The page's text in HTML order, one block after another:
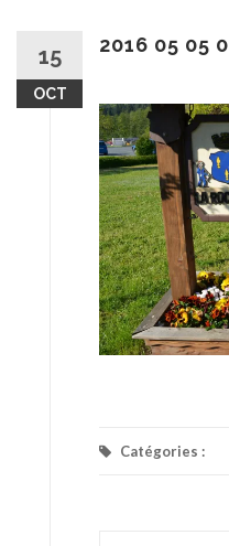
15
OCT
2016 05 05
Catégories :